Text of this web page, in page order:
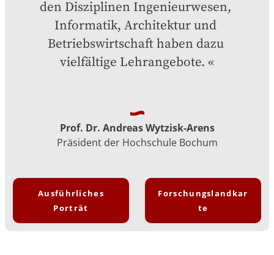
den Disziplinen Ingenieurwesen,
Informatik, Architektur und
Betriebswirtschaft haben dazu
vielfältige Lehrangebote.
Prof. Dr. Andreas Wytzisk-Arens
Präsident der Hochschule Bochum
Ausführliches
Porträt
Forschungslandkar
te